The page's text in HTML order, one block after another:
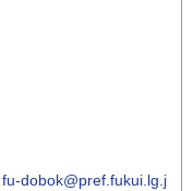
fu-dobok@pref.fukui.lg.j